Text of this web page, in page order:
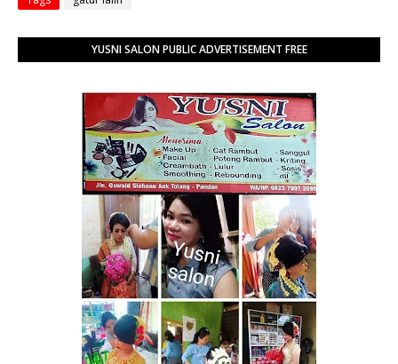
YUSNI SALON PUBLIC ADVERTISEMENT FREE